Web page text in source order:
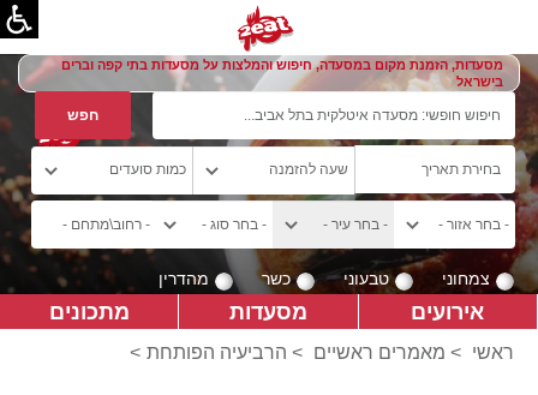
מסעדות, הזמנת מקום במסעדה, חיפוש והמלצות על מסעדות בתי קפה וברים
בישראל
צמחוני טבעוני כשר מהדרין
אירועים מסעדות מתכונים
ראשי > מאמרים ראשיים > הרביעיה הפותחת >